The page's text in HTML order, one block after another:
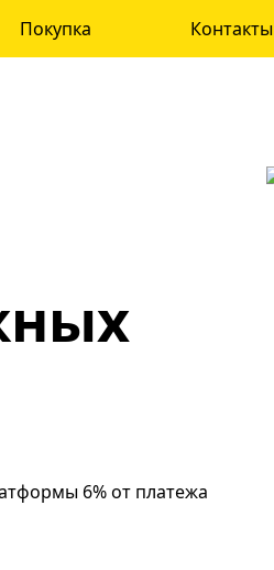
Покупка Контакты
6% от платежа